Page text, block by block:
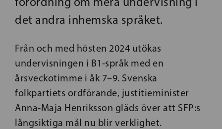
det andra inhemska språket.
Från och med hösten 2024 utökas
undervisningen i B1-språk med en
årsveckotimme i åk 7–9. Svenska
folkpartiets ordförande, justitieminister
Anna-Maja Henriksson gläds över att SFP:s
långsiktiga mål nu blir verklighet.